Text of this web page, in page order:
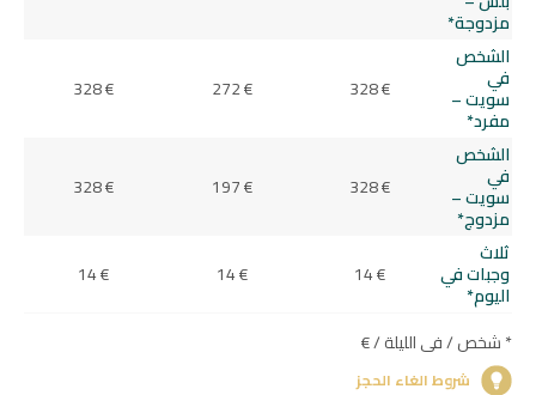
مزدوجة*
الشخص
في
سويت –
مفرد*
328 €
272 €
328 €
الشخص
في
سويت –
مزدوج*
328 €
197 €
328 €
ثلاث
وجبات في
اليوم*
14 €
14 €
14 €
* شخص / في الليلة / €
شروط الغاء الحجز